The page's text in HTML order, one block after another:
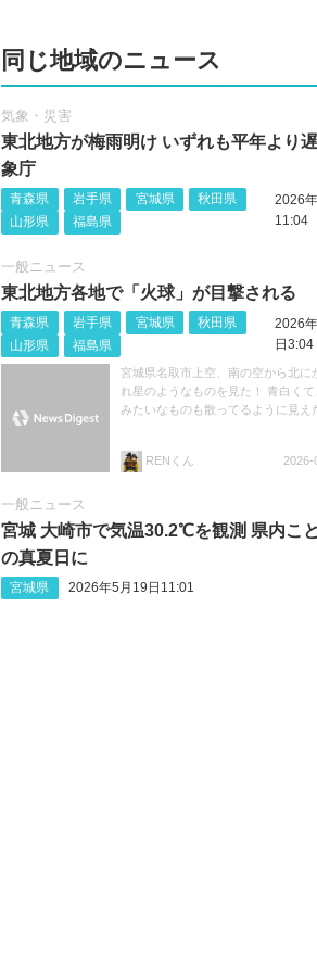
同じ地域のニュース
気象・災害
東北地方が梅雨明け いずれも平年より
象庁
青森県 岩手県 宮城県
秋田県
山形県
福島県
2026
11:04
一般ニュース
東北地方各地で「火球」が目撃される
青森県 岩手県 宮城県
秋田県
山形県
福島県
2026
日3:04
宮城県名取市上空、南の空から北に
れ星のようなものを見た！ 青白く
みたいなものも散ってるように見え
RENくん 2026-
一般ニュース
宮城 大崎市で気温30.2℃を観測 県内こ
の真夏日に
宮城県 2026年5月19日11:01